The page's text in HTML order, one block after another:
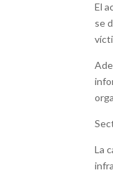
El
se
La